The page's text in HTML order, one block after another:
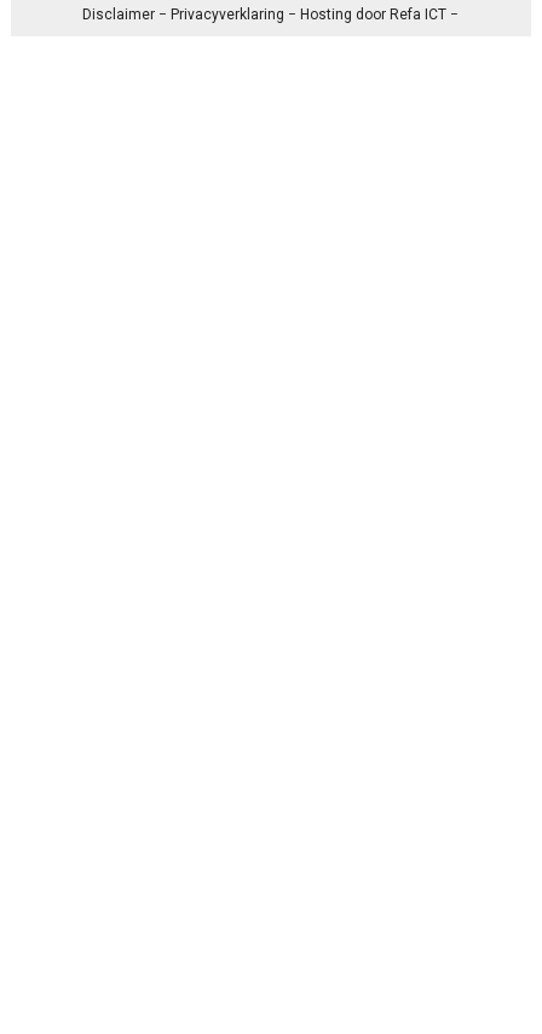
Disclaimer −Privacyverklaring − Hosting doorRefa ICT −